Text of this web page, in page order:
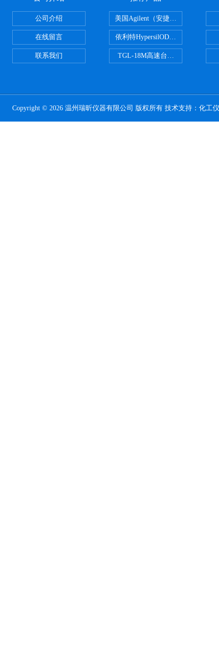
公司介绍
在线留言
联系我们
美国Agilent（安捷伦） PLOT色谱
依利特HypersilODS2/C18/C8/
TGL-18M高速台式冷冻离心机
Copyright © 2026 温州瑞昕仪器有限公司 版权所有 技术支持： 化工